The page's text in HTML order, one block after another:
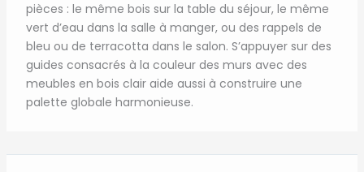
pièces : le même bois sur la table du séjour, le même
vert d’eau dans la salle à manger, ou des rappels de
bleu ou de terracotta dans le salon. S’appuyer sur des
guides consacrés à la couleur des murs avec des
meubles en bois clair aide aussi à construire une
palette globale harmonieuse.